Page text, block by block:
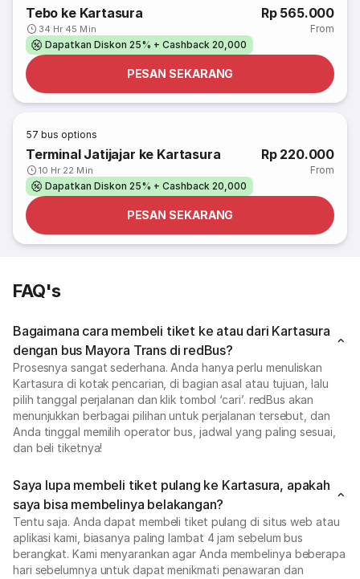
Tebo ke Kartasura
34 Hr 45 Min
Rp 565.000
From
Dapatkan Diskon 25% + Cashback 20,000
PESAN SEKARANG
57 bus options
Terminal Jatijajar ke Kartasura
10 Hr 22 Min
Rp 220.000
From
Dapatkan Diskon 25% + Cashback 20,000
PESAN SEKARANG
FAQ's
Bagaimana cara membeli tiket ke atau dari Kartasura
dengan bus Mayora Trans di redBus?
Prosesnya sangat sederhana. Anda hanya perlu menuliskan
Kartasura di kotak pencarian, di bagian asal atau tujuan, lalu
pilih tanggal perjalanan dan klik tombol ‘cari’. redBus akan
menunjukkan berbagai pilihan untuk perjalanan tersebut, dan
Anda tinggal memilih operator bus, jadwal yang paling sesuai,
dan beli tiketnya!
Saya lupa membeli tiket pulang ke Kartasura, apakah
saya bisa membelinya belakangan?
Tentu saja. Anda dapat membeli tiket pulang di situs web atau
aplikasi kami, biasanya paling lambat 4 jam sebelum bus
berangkat. Kami menyarankan agar Anda membelinya beberapa
hari sebelumnya untuk dapat menikmati penawaran dan